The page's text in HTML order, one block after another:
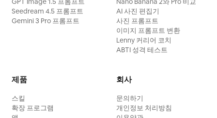
Seedream 4.5 프롬프트
Gemini 3 Pro 프롬프트
AI 사진 편집기
사진 프롬프트
이미지 프롬프트 변환
Lenny 커리어 코치
ABTI 성격 테스트
제품
스킬
확장 프로그램
회사
문의하기
개인정보 처리방침